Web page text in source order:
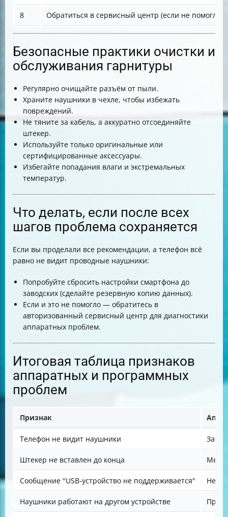
8 Обратиться в сервисный центр (если не помогло)
Безопасные практики очистки и
обслуживания гарнитуры
Регулярно очищайте разъём от пыли.
Храните наушники в чехле, чтобы избежать
повреждений.
Не тяните за кабель, а аккуратно отсоединяйте
штекер.
Используйте только оригинальные или
сертифицированные аксессуары.
Избегайте попадания влаги и экстремальных
температур.
Что делать, если после всех
шагов проблема сохраняется
Если вы проделали все рекомендации, а телефон всё
равно не видит проводные наушники:
Попробуйте сбросить настройки смартфона до
заводских (сделайте резервную копию данных).
Если и это не помогло — обратитесь в
авторизованный сервисный центр для диагностики
аппаратных проблем.
Итоговая таблица признаков
аппаратных и программных
проблем
Признак
Телефон не видит наушники
Штекер не вставлен до конца
Сообщение "USB-устройство не поддерживается"
Наушники работают на другом устройстве